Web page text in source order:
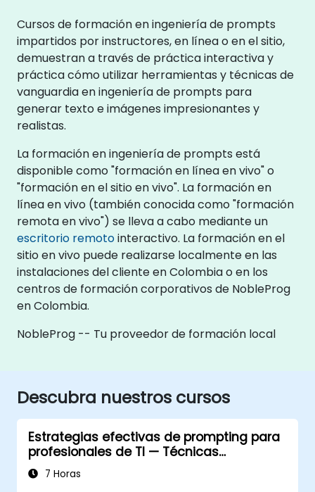
Cursos de formación en ingeniería de prompts
impartidos por instructores, en línea o en el sitio,
demuestran a través de práctica interactiva y
práctica cómo utilizar herramientas y técnicas de
vanguardia en ingeniería de prompts para
generar texto e imágenes impresionantes y
realistas.
La formación en ingeniería de prompts está
disponible como "formación en línea en vivo" o
"formación en el sitio en vivo". La formación en
línea en vivo (también conocida como "formación
remota en vivo") se lleva a cabo mediante un
escritorio remotointeractivo. La formación en el
sitio en vivo puede realizarse localmente en las
instalaciones del cliente en Colombia o en los
centros de formación corporativos de NobleProg
en Colombia.
NobleProg -- Tu proveedor de formación local
Descubra nuestros cursos
Estrategias efectivas de prompting para
profesionales de TI — Técnicas
avanzadas para flujos de trabajo
impulsados por IA
7 Horas